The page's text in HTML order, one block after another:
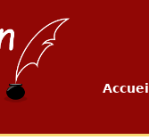
Accueil